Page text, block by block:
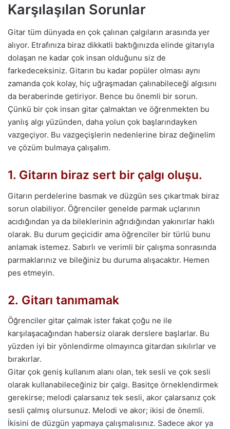
Karşılaşılan Sorunlar
Gitar tüm dünyada en çok çalınan çalgıların arasında yer
alıyor. Etrafınıza biraz dikkatli baktığınızda elinde gitarıyla
dolaşan ne kadar çok insan olduğunu siz de
farkedeceksiniz. Gitarın bu kadar popüler olması aynı
zamanda çok kolay, hiç uğraşmadan çalınabileceği algısını
da beraberinde getiriyor. Bence bu önemli bir sorun.
Çünkü bir çok insan gitar çalmaktan ve öğrenmekten bu
yanlış algı yüzünden, daha yolun çok başlarındayken
vazgeçiyor. Bu vazgeçişlerin nedenlerine biraz değinelim
ve çözüm bulmaya çalışalım.
1. Gitarın biraz sert bir çalgı oluşu.
Gitarın perdelerine basmak ve düzgün ses çıkartmak biraz
sorun olabiliyor. Öğrenciler genelde parmak uçlarının
acıdığından ya da bileklerinin ağrıdığından yakınırlar haklı
olarak. Bu durum geçicidir ama öğrenciler bir türlü bunu
anlamak istemez. Sabırlı ve verimli bir çalışma sonrasında
parmaklarınız ve bileğiniz bu duruma alışacaktır. Hemen
pes etmeyin.
2. Gitarı tanımamak
Öğrenciler gitar çalmak ister fakat çoğu ne ile
karşılaşacağından habersiz olarak derslere başlarlar. Bu
yüzden iyi bir yönlendirme olmayınca gitardan sıkılırlar ve
bırakırlar.
Gitar çok geniş kullanım alanı olan, tek sesli ve çok sesli
olarak kullanabileceğiniz bir çalgı. Basitçe örneklendirmek
gerekirse; melodi çalarsanız tek sesli, akor çalarsanız çok
sesli çalmış olursunuz. Melodi ve akor; ikisi de önemli.
İkisini de düzgün yapmaya çalışmalısınız. Sadece akor ya